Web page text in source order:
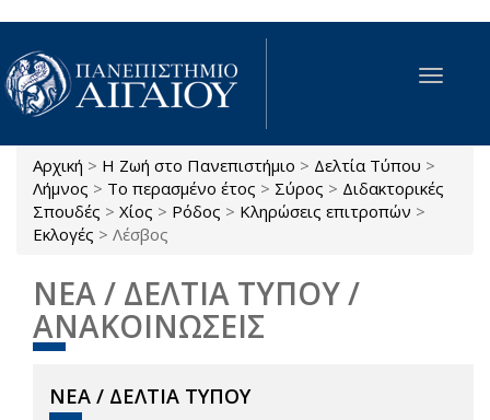
Παράκαμψη προς το κυρίως περιεχόμενο
Toggle
Είστε εδώ
Αρχική > Η Ζωή στο Πανεπιστήμιο > Δελτία Τύπου >
Λήμνος > Το περασμένο έτος > Σύρος > Διδακτορικές
Σπουδές > Χίος > Ρόδος > Κληρώσεις επιτροπών >
Εκλογές > Λέσβος
ΝΕΑ / ΔΕΛΤΙΑ ΤΥΠΟΥ /
ΑΝΑΚΟΙΝΩΣΕΙΣ
ΝΕΑ / ΔΕΛΤΙΑ ΤΥΠΟΥ